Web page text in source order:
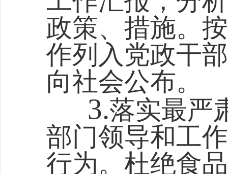
政策、措施。
作列入党政干
向社会公布。
3.落实最严
部门领导和工
行为。杜绝食